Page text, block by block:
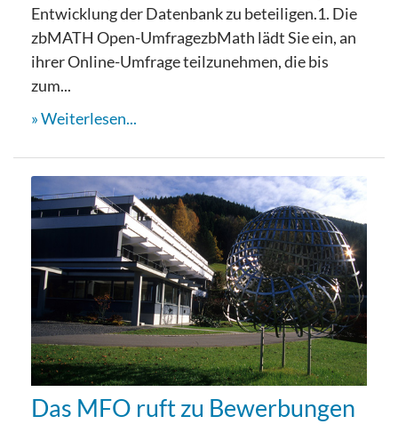
Entwicklung der Datenbank zu beteiligen.1. Die
zbMATH Open-UmfragezbMath lädt Sie ein, an
ihrer Online-Umfrage teilzunehmen, die bis
zum...
Weiterlesen...
Das MFO ruft zu Bewerbungen